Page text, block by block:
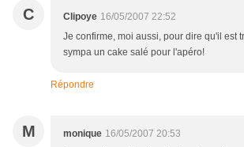
C Clipoye 16/05/2007 22:52
Je confirme, moi aussi, pour dire qu'il est
sympa un cake salé pour l'apéro!
Répondre
M monique 16/05/2007 20:53